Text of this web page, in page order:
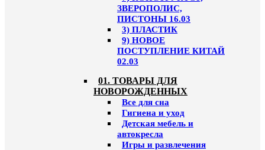
ЗВЕРОПОЛИС,
ПИСТОНЫ 16.03
3) ПЛАСТИК
9) НОВОЕ
ПОСТУПЛЕНИЕ КИТАЙ
02.03
01. ТОВАРЫ ДЛЯ
НОВОРОЖДЕННЫХ
Все для сна
Гигиена и уход
Детская мебель и
автокресла
Игры и развлечения